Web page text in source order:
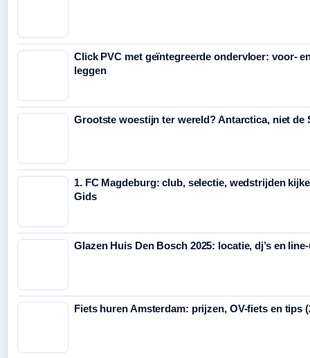
Click PVC met geïntegreerde ondervloer: voor-
leggen
Grootste woestijn ter wereld? Antarctica, niet de
1. FC Magdeburg: club, selectie, wedstrijden
Gids
Glazen Huis Den Bosch 2025: locatie, dj’s en
Fiets huren Amsterdam: prijzen, OV-fiets en tips